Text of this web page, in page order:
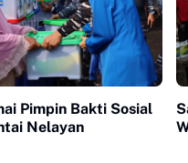
Pimpin Bakti Sosial
Nelayan